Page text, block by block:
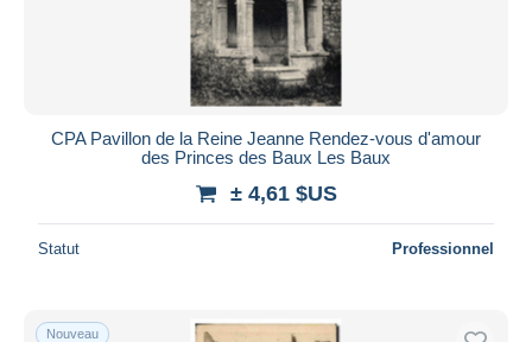
CPA Pavillon de la Reine Jeanne Rendez-vous d'amour
des Princes des Baux Les Baux
± 4,61 $US
Statut Professionnel
Nouveau